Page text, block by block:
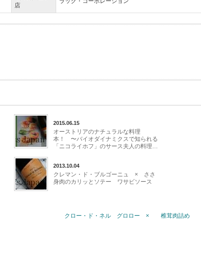
店
2015.06.15
オーストリアのナチュラルな料理
本！ 〜バイオダイナミクスで知られる
「ニコライホフ」のサース夫人の料理…
2013.10.04
クレマン・ド・ブルゴーニュ × ささ
身肉のカリッとソテー ワサビソース
クロー・ド・ネル グロロー × 椎茸肉詰め